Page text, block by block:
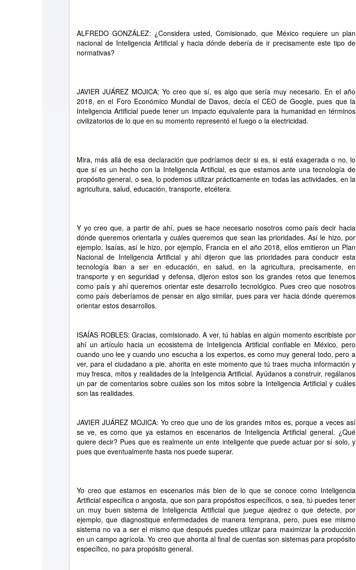
ALFREDO GONZÁLEZ: ¿Considera usted, Comisionado, que México requiere un plan
nacional de Inteligencia Artificial y hacia dónde debería de ir precisamente este tipo de
normativas?
JAVIER JUÁREZ MOJICA: Yo creo que sí, es algo que sería muy necesario. En el año
2018, en el Foro Económico Mundial de Davos, decía el CEO de Google, pues que la
Inteligencia Artificial puede tener un impacto equivalente para la humanidad en términos
civilizatorios de lo que en su momento representó el fuego o la electricidad.
Mira, más allá de esa declaración que podríamos decir si es, si está exagerada o no, lo
que sí es un hecho con la Inteligencia Artificial, es que estamos ante una tecnología de
propósito general, o sea, lo podemos utilizar prácticamente en todas las actividades, en la
agricultura, salud, educación, transporte, etcétera.
Y yo creo que, a partir de ahí, pues se hace necesario nosotros como país decir hacia
dónde queremos orientarla y cuáles queremos que sean las prioridades. Así le hizo, por
ejemplo, Isaías, así le hizo, por ejemplo, Francia en el año 2018, ellos emitieron un Plan
Nacional de Inteligencia Artificial y ahí dijeron que las prioridades para conducir esta
tecnología iban a ser en educación, en salud, en la agricultura, precisamente, en
transporte y en seguridad y defensa, dijeron estos son los grandes retos que tenemos
como país y ahí queremos orientar este desarrollo tecnológico. Pues creo que nosotros
como país deberíamos de pensar en algo similar, pues para ver hacia dónde queremos
orientar estos desarrollos.
ISAÍAS ROBLES: Gracias, comisionado. A ver, tú hablas en algún momento escribiste por
ahí un artículo hacia un ecosistema de Inteligencia Artificial confiable en México, pero
cuando uno lee y cuando uno escucha a los expertos, es como muy general todo, pero a
ver, para el ciudadano a pie, ahorita en este momento que tú traes mucha información y
muy fresca, mitos y realidades de la Inteligencia Artificial. Ayúdanos a construir, regálanos
un par de comentarios sobre cuáles son los mitos sobre la Inteligencia Artificial y cuáles
son las realidades.
JAVIER JUÁREZ MOJICA: Yo creo que uno de los grandes mitos es, porque a veces así
se ve, es como que ya estamos en escenarios de Inteligencia Artificial general. ¿Qué
quiere decir? Pues que es realmente un ente inteligente que puede actuar por sí solo, y
pues que eventualmente hasta nos puede superar.
Yo creo que estamos en escenarios más bien de lo que se conoce como Inteligencia
Artificial específica o angosta, que son para propósitos específicos, o sea, tú puedes tener
un muy buen sistema de Inteligencia Artificial que juegue ajedrez o que detecte, por
ejemplo, que diagnostique enfermedades de manera temprana, pero, pues ese mismo
sistema no va a ser el mismo que después puedes utilizar para maximizar la producción
en un campo agrícola. Yo creo que ahorita al final de cuentas son sistemas para propósito
específico, no para propósito general.